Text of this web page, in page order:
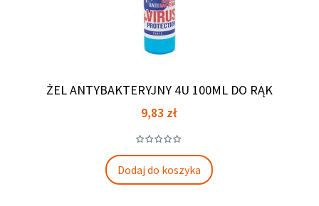
ŻEL ANTYBAKTERYJNY 4U 100ML DO RĄK
Cena
9,83 zł
Dodaj do koszyka